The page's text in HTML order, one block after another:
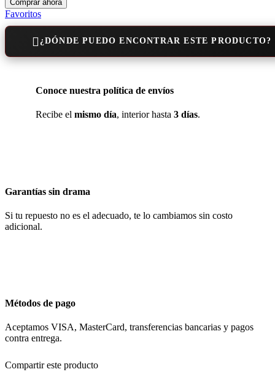
Comprar ahora
Favoritos
¿DÓNDE PUEDO ENCONTRAR ESTE PRODUCTO?
Conoce nuestra política de envíos
Recibe el mismo día, interior hasta 3 días.
Garantías sin drama
Si tu repuesto no es el adecuado, te lo cambiamos sin costo
adicional.
Métodos de pago
Aceptamos VISA, MasterCard, transferencias bancarias y pagos
contra entrega.
Compartir este producto